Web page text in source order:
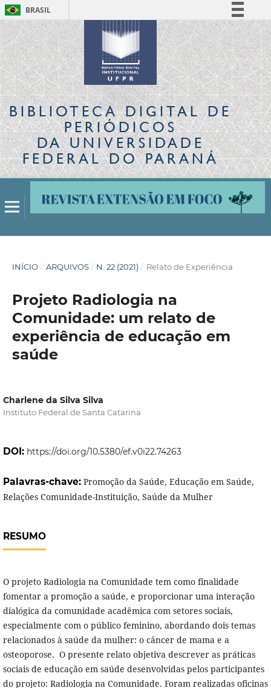
BRASIL
Simplifique!
Comunica BR
Participe
Acesso à informação
Legislação
Canais
BIBLIOTECA DIGITALDE
PERIÓDICOS
DA UNIVERSIDADE
FEDERAL DO PARANÁ
INÍCIO / ARQUIVOS / N. 22 (2021) / Relato de Experiência
Projeto Radiologia na
Comunidade: um relato de
experiência de educação em
saúde
Charlene da Silva Silva
Instituto Federal de Santa Catarina
DOI: https://doi.org/10.5380/ef.v0i22.74263
Palavras-chave: Promoção da Saúde, Educação em Saúde,
Relações Comunidade-Instituição, Saúde da Mulher
RESUMO
O projeto Radiologia na Comunidade tem como finalidade
fomentar a promoção a saúde, e proporcionar uma interação
dialógica da comunidade acadêmica com setores sociais,
especialmente com o público feminino, abordando dois temas
relacionados à saúde da mulher: o câncer de mama e a
osteoporose. O presente relato objetiva descrever as práticas
sociais de educação em saúde desenvolvidas pelos participantes
do projeto: Radiologia na Comunidade. Foram realizadas oficinas